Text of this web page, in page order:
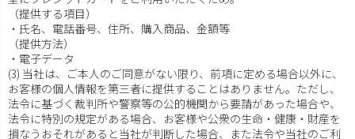
（提供する項目）
・氏名、電話番号、住所、購入商品、金額等
（提供方法）
・電子データ
(3) 当社は、ご本人のご同意がない限り、前項に定める場合以外に、
お客様の個人情報を第三者に提供することはありません。ただし、
法令に基づく裁判所や警察等の公的機関から要請があった場合や、
法令に特別の規定がある場合、お客様や公衆の生命・健康・財産を
損なうおそれがあると当社が判断した場合、また法令や当社のご利